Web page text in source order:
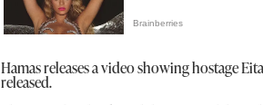
Hamas releases a video showing hostage
released.